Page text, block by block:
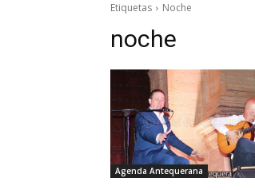
Etiquetas Noche
noche
Agenda Antequerana